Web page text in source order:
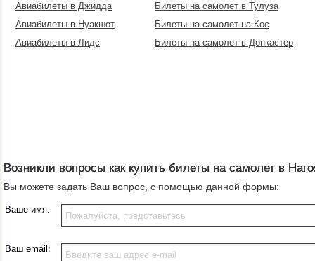
Авиабилеты в Джидда
Авиабилеты в Нуакшот
Авиабилеты в Лидс
Билеты на самолет в Тулуза
Билеты на самолет на Кос
Билеты на самолет в Донкастер
Возникли вопросы как купить билеты на самолет в
Вы можете задать Ваш вопрос, с помощью данной формы:
Ваше имя:
Ваш email: